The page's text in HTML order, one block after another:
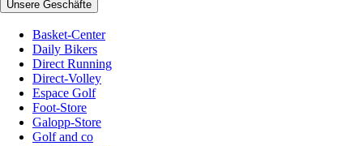
Unsere Geschäfte
Basket-Center
Daily Bikers
Direct Running
Direct-Volley
Espace Golf
Foot-Store
Galopp-Store
Golf and co